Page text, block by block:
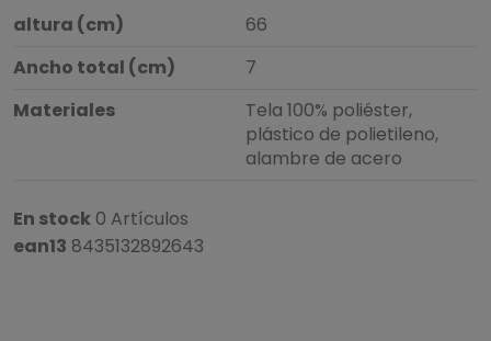
altura (cm)
66
Ancho total (cm)
7
Materiales
Tela 100% poliéster,
plástico de polietileno,
alambre de acero
En stock 0 Artículos
ean13 8435132892643